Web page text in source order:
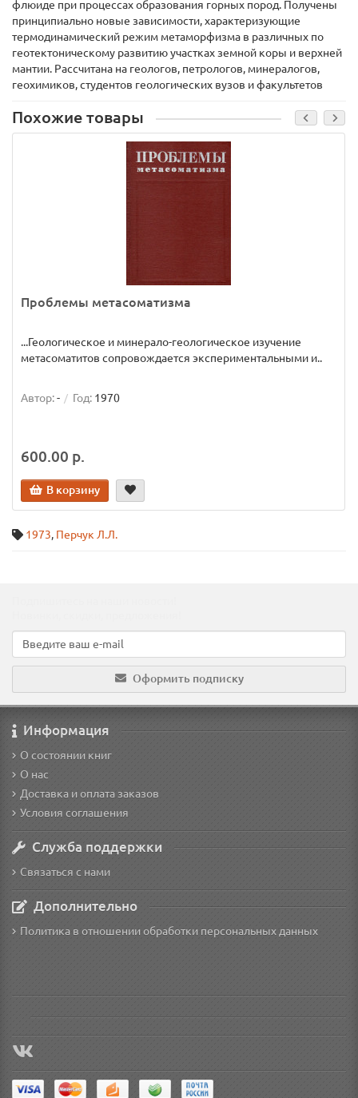
флюиде при процессах образования горных пород. Получены
принципиально новые зависимости, характеризующие
термодинамический режим метаморфизма в различных по
геотектоническому развитию участках земной коры и верхней
мантии. Рассчитана на геологов, петрологов, минералогов,
геохимиков, студентов геологических вузов и факультетов
Похожие товары
Проблемы метасоматизма
...Геологическое и минерало-геологическое изучение
метасоматитов сопровождается экспериментальными и..
Автор:- Год: 1970
600.00 р.
В корзину
1973, Перчук Л.Л.
Оформить подписку
Информация
О состоянии книг
О нас
Доставка и оплата заказов
Условия соглашения
Служба поддержки
Связаться с нами
Дополнительно
Политика в отношении обработки персональных данных